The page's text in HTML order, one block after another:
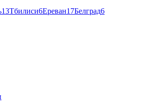
13Тбилиси6Ереван17Белград6